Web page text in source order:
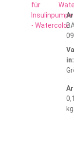
in:
kg